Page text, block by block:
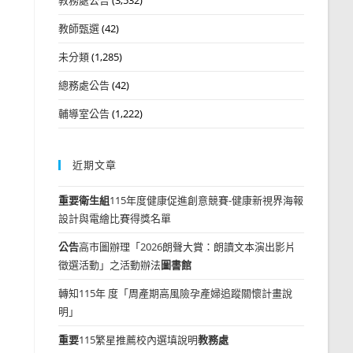
教師甄選(42)
未分類(1,285)
總務處公告(42)
輔導室公告(1,222)
近期文章
重要衛生組115年度健康促進創意競賽-健康新視界海報
設計與電繪比賽得獎名單
公告高市圖辦理「2026朗聲大賞：朗讀文本演出影片
徵選活動」之活動辦法圖書館
轉知115年 度「周產期高風險孕產婦追蹤關懷計畫說
明」
重要115繁星推薦校內選填說明教務處